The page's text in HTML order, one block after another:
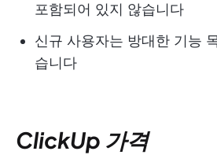
포함되어 있지 않습니다
신규 사용자는 방대한 기능
습니다
ClickUp 가격